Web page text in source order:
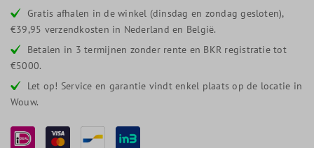
Gratis afhalen in de winkel (dinsdag en zondag gesloten),
€39,95 verzendkosten in Nederland en België.
Betalen in 3 termijnen zonder rente en BKR registratie tot
€5000.
Let op! Service en garantie vindt enkel plaats op de locatie in
Wouw.